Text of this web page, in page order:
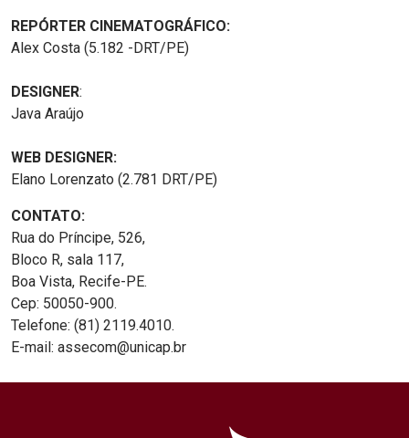
REPÓRTER CINEMATOGRÁFICO:
Alex Costa (5.182 -DRT/PE)
DESIGNER:
Java Araújo
WEB DESIGNER:
Elano Lorenzato (2.781 DRT/PE)
CONTATO:
Rua do Príncipe, 526,
Bloco R, sala 117,
Boa Vista, Recife-PE.
Cep: 50050-900.
Telefone: (81) 2119.4010.
E-mail: assecom@unicap.br